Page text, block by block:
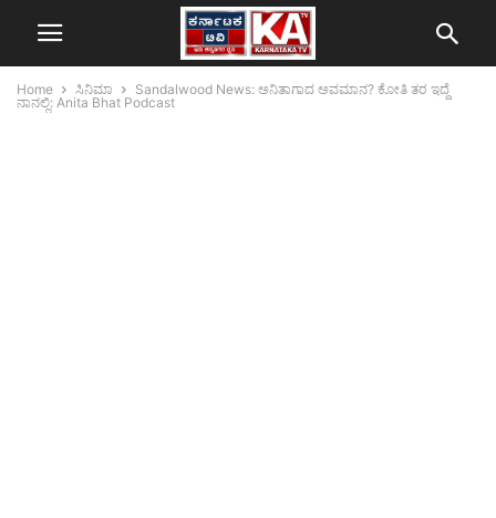
Home ಸಿನಿಮಾ
Sandalwood News: ಅನಿತಾಗಾದ ಅವಮಾನ? ಕೋತಿ ತರ ಇದ್ದೆ
ನಾನಲ್ಲಿ: Anita Bhat Podcast